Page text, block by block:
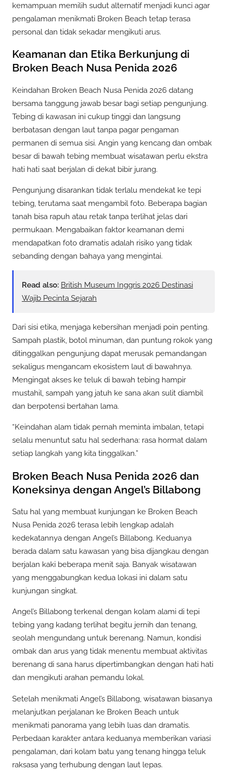
kemampuan memilih sudut alternatif menjadi kunci agar
pengalaman menikmati Broken Beach tetap terasa
personal dan tidak sekadar mengikuti arus.
Keamanan dan Etika Berkunjung di
Broken Beach Nusa Penida 2026
Keindahan Broken Beach Nusa Penida 2026 datang
bersama tanggung jawab besar bagi setiap pengunjung.
Tebing di kawasan ini cukup tinggi dan langsung
berbatasan dengan laut tanpa pagar pengaman
permanen di semua sisi. Angin yang kencang dan ombak
besar di bawah tebing membuat wisatawan perlu ekstra
hati hati saat berjalan di dekat bibir jurang.
Pengunjung disarankan tidak terlalu mendekat ke tepi
tebing, terutama saat mengambil foto. Beberapa bagian
tanah bisa rapuh atau retak tanpa terlihat jelas dari
permukaan. Mengabaikan faktor keamanan demi
mendapatkan foto dramatis adalah risiko yang tidak
sebanding dengan bahaya yang mengintai.
Read also: British Museum Inggris 2026 Destinasi
Wajib Pecinta Sejarah
Dari sisi etika, menjaga kebersihan menjadi poin penting.
Sampah plastik, botol minuman, dan puntung rokok yang
ditinggalkan pengunjung dapat merusak pemandangan
sekaligus mengancam ekosistem laut di bawahnya.
Mengingat akses ke teluk di bawah tebing hampir
mustahil, sampah yang jatuh ke sana akan sulit diambil
dan berpotensi bertahan lama.
“Keindahan alam tidak pernah meminta imbalan, tetapi
selalu menuntut satu hal sederhana: rasa hormat dalam
setiap langkah yang kita tinggalkan.”
Broken Beach Nusa Penida 2026 dan
Koneksinya dengan Angel’s Billabong
Satu hal yang membuat kunjungan ke Broken Beach
Nusa Penida 2026 terasa lebih lengkap adalah
kedekatannya dengan Angel’s Billabong. Keduanya
berada dalam satu kawasan yang bisa dijangkau dengan
berjalan kaki beberapa menit saja. Banyak wisatawan
yang menggabungkan kedua lokasi ini dalam satu
kunjungan singkat.
Angel’s Billabong terkenal dengan kolam alami di tepi
tebing yang kadang terlihat begitu jernih dan tenang,
seolah mengundang untuk berenang. Namun, kondisi
ombak dan arus yang tidak menentu membuat aktivitas
berenang di sana harus dipertimbangkan dengan hati hati
dan mengikuti arahan pemandu lokal.
Setelah menikmati Angel’s Billabong, wisatawan biasanya
melanjutkan perjalanan ke Broken Beach untuk
menikmati panorama yang lebih luas dan dramatis.
Perbedaan karakter antara keduanya memberikan variasi
pengalaman, dari kolam batu yang tenang hingga teluk
raksasa yang terhubung dengan laut lepas.